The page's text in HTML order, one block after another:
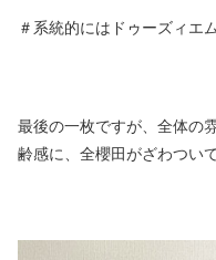
＃系統的にはドゥーズィエ
最後の一枚ですが、全体の
齢感に、全櫻田がざわついて